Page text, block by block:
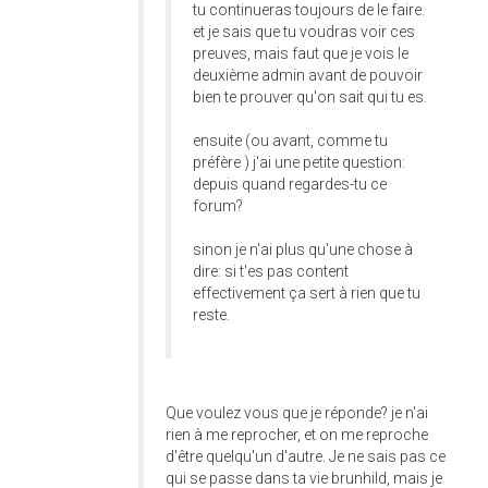
tu continueras toujours de le faire.
et je sais que tu voudras voir ces
preuves, mais faut que je vois le
deuxième admin avant de pouvoir
bien te prouver qu'on sait qui tu es.
ensuite (ou avant, comme tu
préfère ) j'ai une petite question:
depuis quand regardes-tu ce
forum?
sinon je n'ai plus qu'une chose à
dire: si t'es pas content
effectivement ça sert à rien que tu
reste.
Que voulez vous que je réponde? je n'ai
rien à me reprocher, et on me reproche
d'être quelqu'un d'autre. Je ne sais pas ce
qui se passe dans ta vie brunhild, mais je